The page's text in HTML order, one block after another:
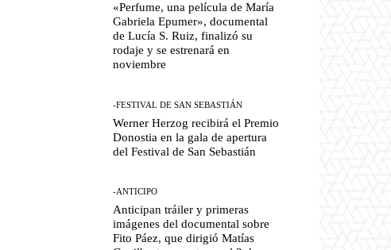
«Perfume, una película de María
Gabriela Epumer», documental
de Lucía S. Ruiz, finalizó su
rodaje y se estrenará en
noviembre
-FESTIVAL DE SAN SEBASTIÁN
Werner Herzog recibirá el Premio
Donostia en la gala de apertura
del Festival de San Sebastián
-ANTICIPO
Anticipan tráiler y primeras
imágenes del documental sobre
Fito Páez, que dirigió Matías